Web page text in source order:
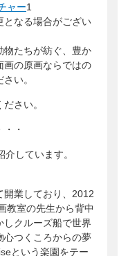
ャー1
となる場合がござい
物たちが紡ぐ、豊か
の原画ならではの
い。
さい。
・
しています。
開業しており、2012
教室の先生から背中
しクルーズ船で世界
心つくころからの夢
という楽園をテー